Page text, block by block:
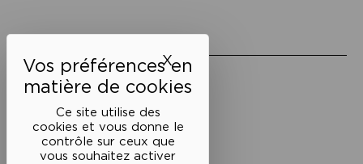
Ce site utilise des
cookies et vous donne le
contrôle sur ceux que
vous souhaitez activer
XMasquer le bandeau des
Mentions légales
Politique de confidentialité
Conditions générales de vente
Cookies